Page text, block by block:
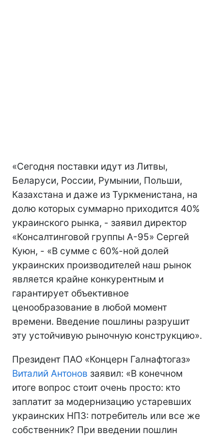
«Сегодня поставки идут из Литвы,
Беларуси, России, Румынии, Польши,
Казахстана и даже из Туркменистана, на
долю которых суммарно приходится 40%
украинского рынка, - заявил директор
«Консалтинговой группы А-95» Сергей
Куюн, - «В сумме с 60%-ной долей
украинских производителей наш рынок
является крайне конкурентным и
гарантирует объективное
ценообразование в любой момент
времени. Введение пошлины разрушит
эту устойчивую рыночную конструкцию».
Президент ПАО «Концерн Галнафтогаз»
Виталий Антонов заявил: «В конечном
итоге вопрос стоит очень просто: кто
заплатит за модернизацию устаревших
украинских НПЗ: потребитель или все же
собственник? При введении пошлин